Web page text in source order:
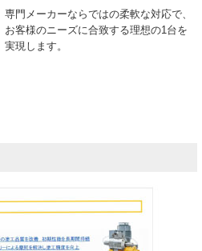
専門メーカーならではの柔軟な対応で、
お客様のニーズに合致する理想の1台を
実現します。